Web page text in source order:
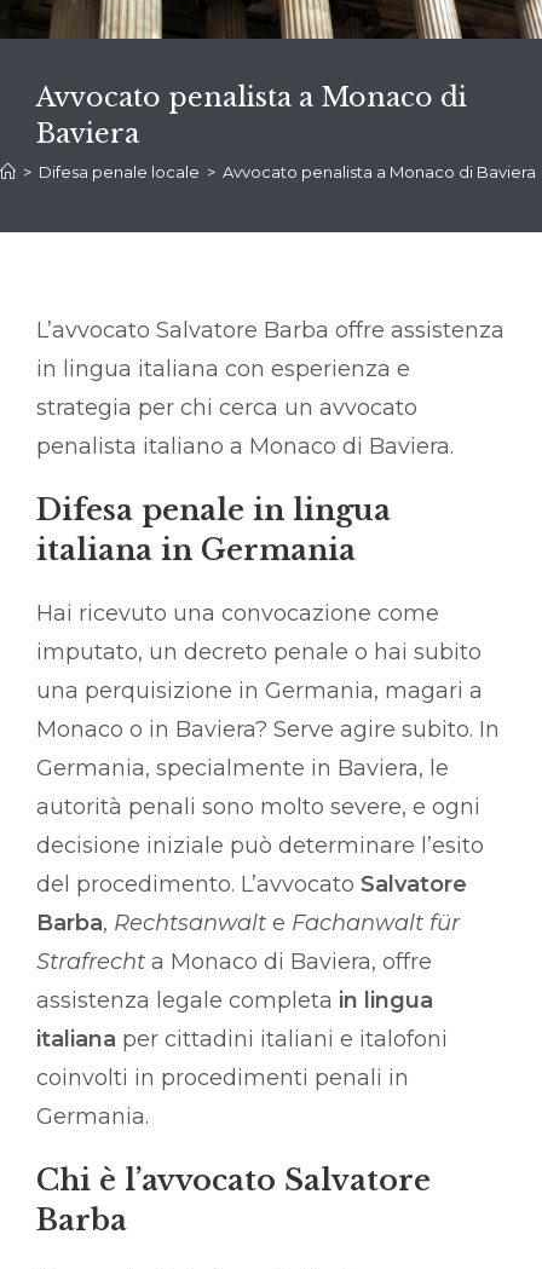
Avvocato penalista a Monaco di
Baviera
> Difesa penale locale > Avvocato penalista a Monaco di Baviera
L’avvocato Salvatore Barba offre assistenza
in lingua italiana con esperienza e
strategia per chi cerca un avvocato
penalista italiano a Monaco di Baviera.
Difesa penale in lingua
italiana in Germania
Hai ricevuto una convocazione come
imputato, un decreto penale o hai subito
una perquisizione in Germania, magari a
Monaco o in Baviera? Serve agire subito. In
Germania, specialmente in Baviera, le
autorità penali sono molto severe, e ogni
decisione iniziale può determinare l’esito
del procedimento. L’avvocato Salvatore
Barba, Rechtsanwalt e Fachanwalt für
Strafrecht a Monaco di Baviera, offre
assistenza legale completa in lingua
italiana per cittadini italiani e italofoni
coinvolti in procedimenti penali in
Germania.
Chi è l’avvocato Salvatore
Barba